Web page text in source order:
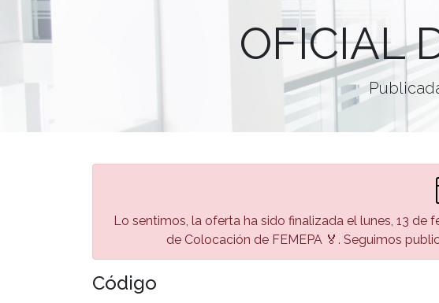
OFICIAL
Lo sentimos, la oferta ha sido finalizada el lunes, 13 de
de Colocación de FEMEPA 🏅. Seguimos
Código